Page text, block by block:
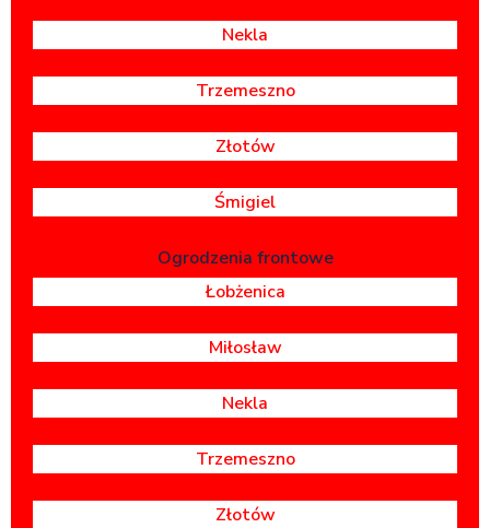
Nekla
Trzemeszno
Złotów
Śmigiel
Ogrodzenia frontowe
Łobżenica
Miłosław
Nekla
Trzemeszno
Złotów